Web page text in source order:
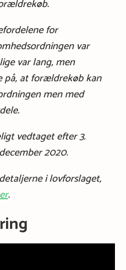
for
var
var lang, men
på, at forældrekøb kan
men med
vedtaget efter 3.
2020.
i lovforslaget,
.